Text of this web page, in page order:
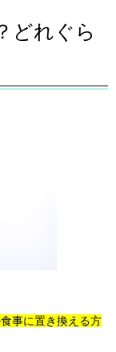
どれぐら
事に置き換える方